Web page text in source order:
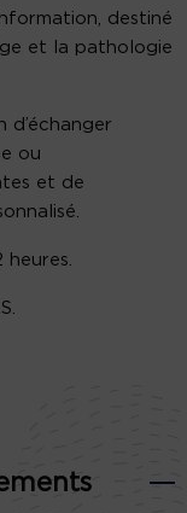
destiné
et la pathologie
ou
et de